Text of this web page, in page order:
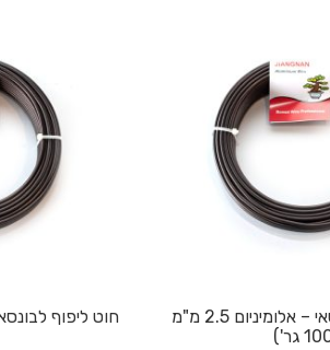
לסל
חוט ליפוף לבונסאי – אלומיניום 2.5 מ"מ